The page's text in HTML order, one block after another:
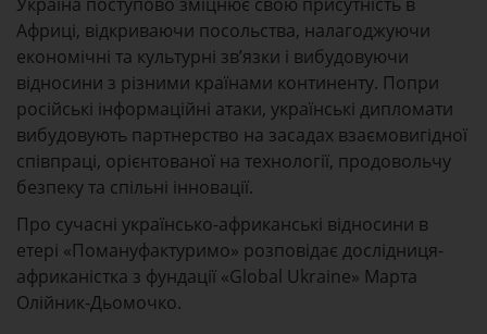
Африці, відкриваючи посольства, налагоджуючи
економічні та культурні зв’язки і вибудовуючи
відносини з різними країнами континенту. Попри
російські інформаційні атаки, українські дипломати
вибудовують партнерство на засадах взаємовигідної
співпраці, орієнтованої на технології, продовольчу
безпеку та спільні інновації.
Про сучасні українсько-африканські відносини в
етері «Помануфактуримо» розповідає дослідниця-
африканістка з фундації «Global Ukraine» Марта
Олійник-Дьомочко.